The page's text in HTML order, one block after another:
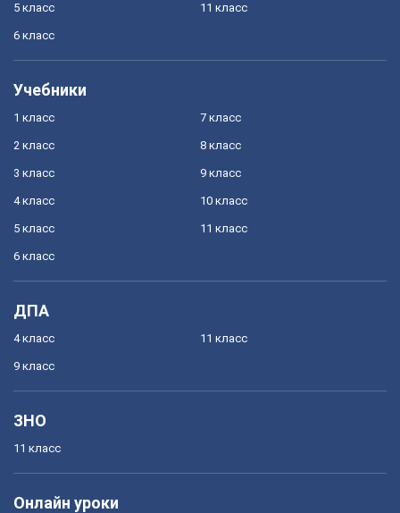
5 класс
6 класс
11 класс
Учебники
1 класс
2 класс
3 класс
4 класс
5 класс
6 класс
7 класс
8 класс
9 класс
10 класс
11 класс
ДПА
4 класс
9 класс
11 класс
ЗНО
11 класс
Онлайн уроки